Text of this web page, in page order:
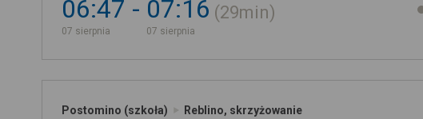
06:47
07 sierpnia
07:16
07 sierpnia
29min
Postomino (szkoła) Reblino, skrzyżowanie